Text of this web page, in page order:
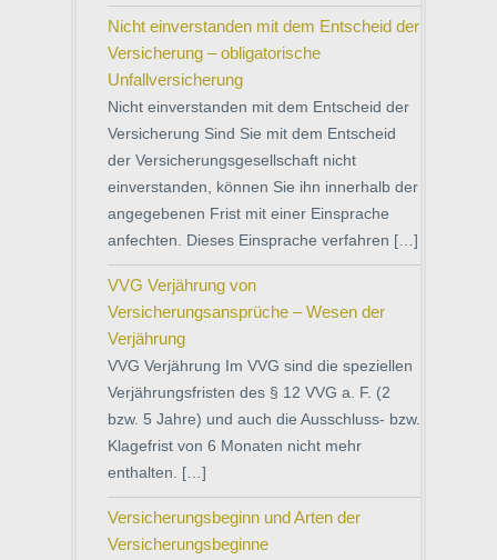
Nicht einverstanden mit dem Entscheid der
Versicherung – obligatorische
Unfallversicherung
Nicht einverstanden mit dem Entscheid der
Versicherung Sind Sie mit dem Entscheid
der Versicherungsgesellschaft nicht
einverstanden, können Sie ihn innerhalb der
angegebenen Frist mit einer Einsprache
anfechten. Dieses Einsprache verfahren […]
VVG Verjährung von
Versicherungsansprüche – Wesen der
Verjährung
VVG Verjährung Im VVG sind die speziellen
Verjährungsfristen des § 12 VVG a. F. (2
bzw. 5 Jahre) und auch die Ausschluss- bzw.
Klagefrist von 6 Monaten nicht mehr
enthalten. […]
Versicherungsbeginn und Arten der
Versicherungsbeginne